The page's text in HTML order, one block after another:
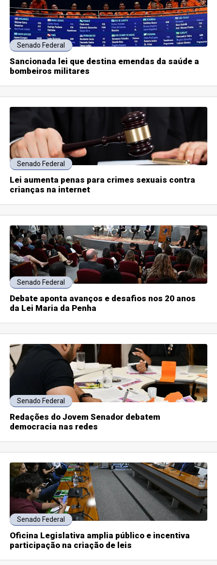
Senado Federal
Sancionada lei que destina emendas da saúde a
bombeiros militares
Senado Federal
Lei aumenta penas para crimes sexuais contra
crianças na internet
Senado Federal
Debate aponta avanços e desafios nos 20 anos
da Lei Maria da Penha
Senado Federal
Redações do Jovem Senador debatem
democracia nas redes
Senado Federal
Oficina Legislativa amplia público e incentiva
participação na criação de leis